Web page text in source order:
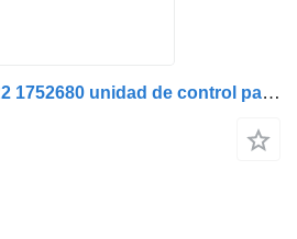
Unitate de Control ZR2 1752680 unidad de control para Scania / 1854598 / 1854954 camión